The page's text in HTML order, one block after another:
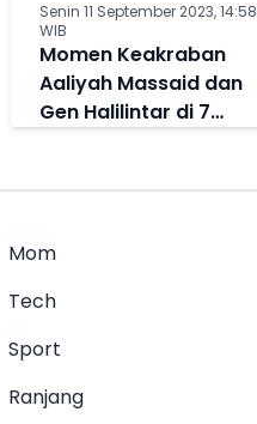
Senin 11 September 2023, 14:58
WIB
Momen Keakraban
Aaliyah Massaid dan
Gen Halilintar di 7
Bandingkan Sikapnya
Mom
Tech
Sport
Ranjang